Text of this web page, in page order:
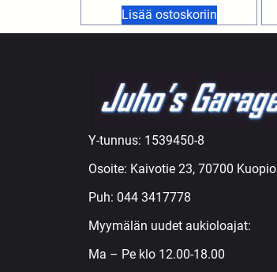
Lisää ostoskoriin
Y-tunnus: 1539450-8
Osoite: Kaivotie 23, 70700 Kuopio
Puh: 044 3417778
Myymälän uudet aukioloajat:
Ma – Pe klo 12.00-18.00